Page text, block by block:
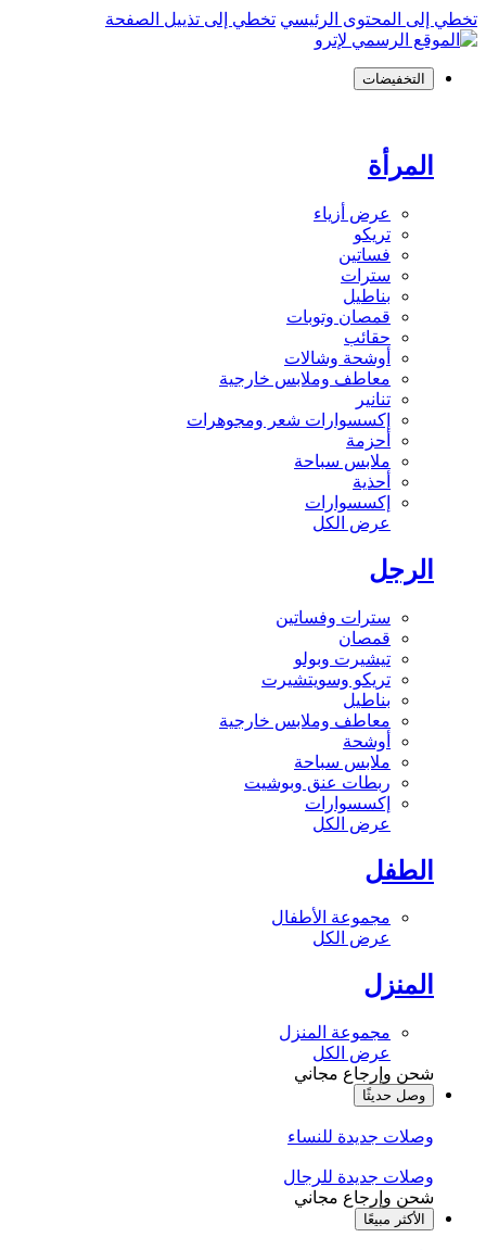
تخطي إلى المحتوى الرئيسي تخطي إلى تذييل الصفحة
التخفيضات
المرأة
عرض أزياء
تريكو
فساتين
سترات
بناطيل
قمصان وتوبات
حقائب
أوشحة وشالات
معاطف وملابس خارجية
تنانير
إكسسوارات شعر ومجوهرات
أحزمة
ملابس سباحة
أحذية
إكسسوارات
عرض الكل
الرجل
سترات وفساتين
قمصان
تيشيرت وبولو
تريكو وسويتشيرت
بناطيل
معاطف وملابس خارجية
أوشحة
ملابس سباحة
ربطات عنق وبوشيت
إكسسوارات
عرض الكل
الطفل
مجموعة الأطفال
عرض الكل
المنزل
مجموعة المنزل
عرض الكل
شحن وإرجاع مجاني
وصل حديثًا
وصلات جديدة للنساء
وصلات جديدة للرجال
شحن وإرجاع مجاني
الأكثر مبيعًا